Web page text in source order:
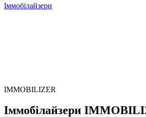
Іммобілайзери
IMMOBILIZER
Іммобілайзери